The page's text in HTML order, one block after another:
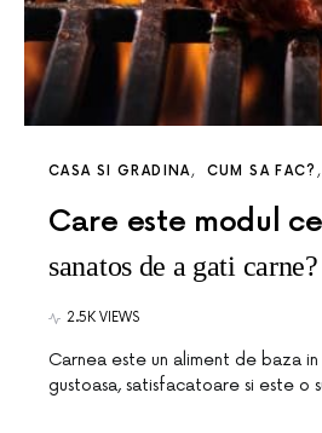
CASA SI GRADINA CUM SA FAC?
Care este modul
sanatos de a gati carne?
2.5K VIEWS
Carnea este un aliment de baza
gustoasa, satisfacatoare si este o